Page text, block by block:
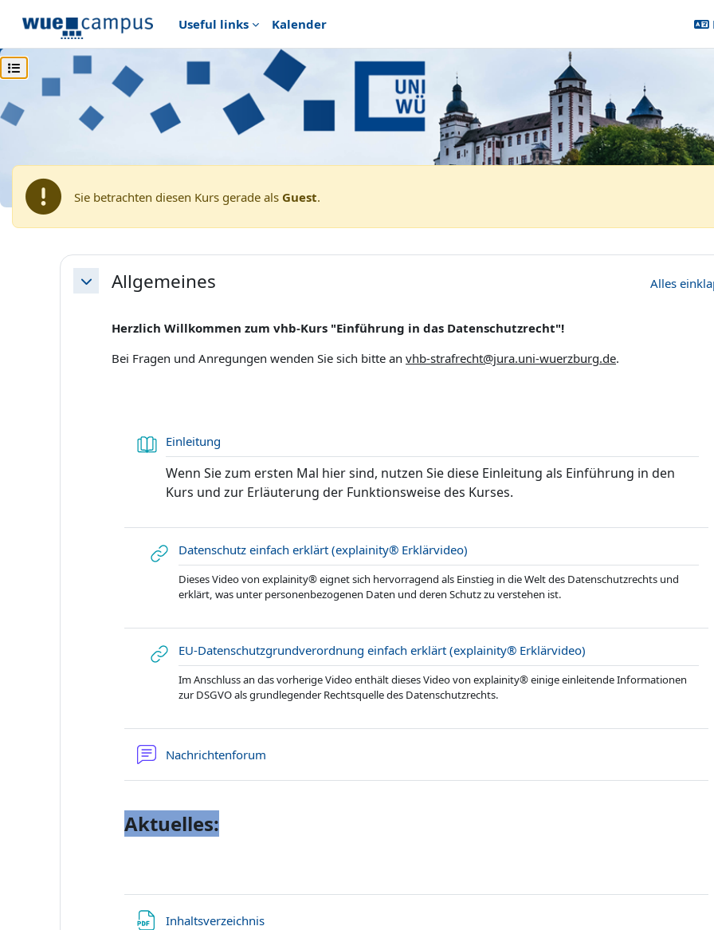
Useful links
Kalender
Kursindex öffnen
Startseite vhb - Virtuelle Hochschule Bayern
vhb - Prof. Hilgendorf, Prof. Bosch, Prof. Kudlich, Prof. Satzger
Demo: vhb - Einführung in das Datenschutzrecht
Sie betrachten diesen Kurs gerade als Guest.
Abschnittsübersicht
EinklappenAllgemeines Alles
Herzlich Willkommen zum vhb-Kurs "Einführung in das Datenschutzrecht"!
Bei Fragen und Anregungen wenden Sie sich bitte an vhb-strafrecht@jura.uni-wuerzburg.de.
Einleitung
Wenn Sie zum ersten Mal hier sind, nutzen Sie diese Einleitung als Einführung in den
Kurs und zur Erläuterung der Funktionsweise des Kurses.
Datenschutz einfach erklärt (explainity® Erklärvideo)
Dieses Video von explainity® eignet sich hervorragend als Einstieg in die Welt des Datenschutzrechts und
erklärt, was unter personenbezogenen Daten und deren Schutz zu verstehen ist.
EU-Datenschutzgrundverordnung einfach erklärt (explainity® Erklärvideo)
Im Anschluss an das vorherige Video enthält dieses Video von explainity® einige einleitende Informationen
zur DSGVO als grundlegender Rechtsquelle des Datenschutzrechts.
Nachrichtenforum
Aktuelles:
Inhaltsverzeichnis